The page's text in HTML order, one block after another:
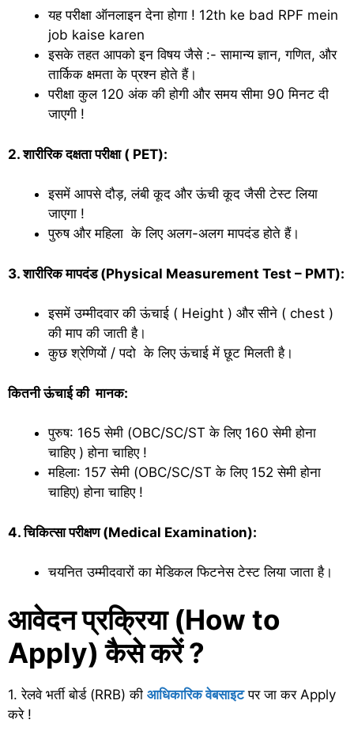
यह परीक्षा ऑनलाइन देना होगा ! 12th ke bad RPF mein
job kaise karen
इसके तहत आपको इन विषय जैसे :- सामान्य ज्ञान, गणित, और
तार्किक क्षमता के प्रश्न होते हैं।
परीक्षा कुल 120 अंक की होगी और समय सीमा 90 मिनट दी
जाएगी !
2. शारीरिक दक्षता परीक्षा ( PET):
इसमें आपसे दौड़, लंबी कूद और ऊंची कूद जैसी टेस्ट लिया
जाएगा !
पुरुष और महिला के लिए अलग-अलग मापदंड होते हैं।
3. शारीरिक मापदंड (Physical Measurement Test – PMT):
इसमें उम्मीदवार की ऊंचाई ( Height ) और सीने ( chest )
की माप की जाती है।
कुछ श्रेणियों / पदो के लिए ऊंचाई में छूट मिलती है।
कितनी ऊंचाई की मानक:
पुरुष: 165 सेमी (OBC/SC/ST के लिए 160 सेमी होना
चाहिए ) होना चाहिए !
महिला: 157 सेमी (OBC/SC/ST के लिए 152 सेमी होना
चाहिए) होना चाहिए !
4. चिकित्सा परीक्षण (Medical Examination):
चयनित उम्मीदवारों का मेडिकल फिटनेस टेस्ट लिया जाता है।
आवेदन प्रक्रिया (How to
Apply) कैसे करें ?
1. रेलवे भर्ती बोर्ड (RRB) की आधिकारिक वेबसाइटपर जा कर Apply
करे !